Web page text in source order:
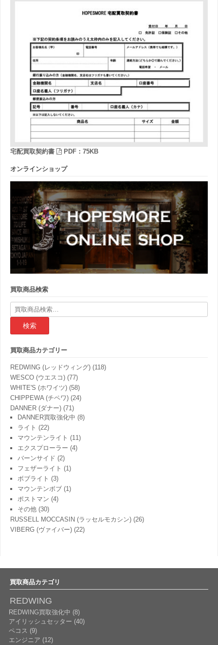
宅配買取契約書 PDF：75KB
オンラインショップ
買取商品検索
検
索
果:
買取商品カテゴリー
REDWING (レッドウィング) (118)
WESCO (ウエスコ) (77)
WHITE'S (ホワイツ) (58)
CHIPPEWA (チペワ) (24)
DANNER (ダナー) (71)
DANNER買取強化中 (8)
ライト (22)
マウンテンライト (11)
エクスプローラー (4)
バーンサイド (2)
フェザーライト (1)
ボブライト (3)
マウンテンボブ (1)
ポストマン (4)
その他 (30)
RUSSELL MOCCASIN (ラッセルモカシン) (26)
VIBERG (ヴァイバー) (22)
買取商品カテゴリ
REDWING
REDWING買取強化中 (8)
アイリッシュセッター (40)
ペコス (9)
エンジニア (12)